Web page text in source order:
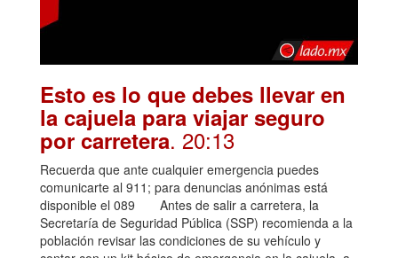
Esto es lo que debes llevar en
la cajuela para viajar seguro
por carretera. 20:13
Recuerda que ante cualquier emergencia puedes
comunicarte al 911; para denuncias anónimas está
disponible el 089 Antes de salir a carretera, la
Secretaría de Seguridad Pública (SSP) recomienda a la
población revisar las condiciones de su vehículo y